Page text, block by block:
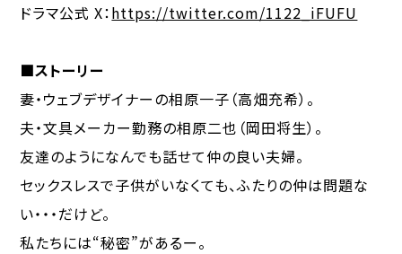
ドラマ公式 X：https://twitter.com/1122_iFUFU
■ストーリー
妻・ウェブデザイナーの相原一子（高畑充希）。
夫・文具メーカー勤務の相原二也（岡田将生）。
友達のようになんでも話せて仲の良い夫婦。
セックスレスで子供がいなくても、ふたりの仲は問題な
い・・・だけど。
私たちには“秘密”があるー。